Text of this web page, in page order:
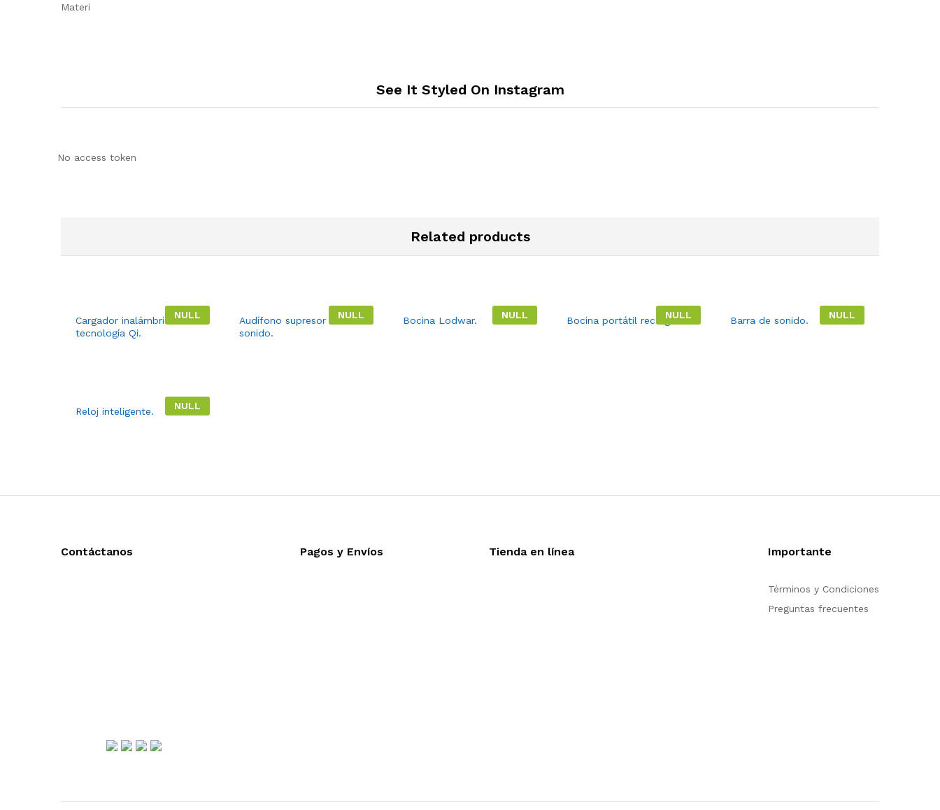
Materi
See It Styled On Instagram
No access token
Related products
NULL
Cargador inalámbrico con
tecnología Qi.
NULL
Audífono supresor del
sonido.
NULL
Bocina Lodwar. NULL
Bocina portátil recargable. NULL
Barra de sonido.
NULL
Reloj inteligente.
Contáctanos Pagos y Envíos Tienda en línea Importante
Términos y Condiciones
Preguntas frecuentes